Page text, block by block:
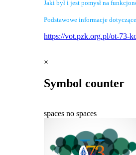
Jaki był i jest pomysł na
Podstawowe informacje
https://vot.pzk.org.pl/ot-73-
×
Symbol counter
spaces no spaces